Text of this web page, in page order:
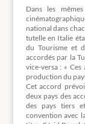
Dans les
national dans
tutelle en Italie
du Tourisme et
accordés par la
vice-versa : «
production du
Cet accord
deux pays des
des pays tiers
convention avec